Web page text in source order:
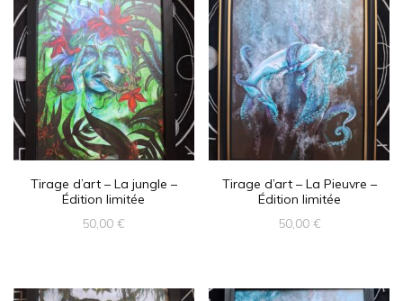
Tirage d’art – La jungle –
Édition limitée
50,00€
Tirage d’art – La Pieuvre –
Édition limitée
50,00 €